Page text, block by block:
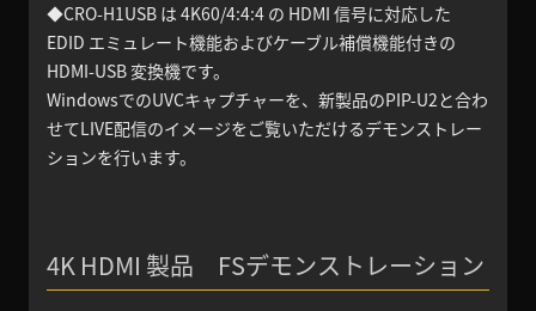
◆CRO-H1USB は 4K60/4:4:4 の HDMI 信号に対応した
EDID エミュレート機能およびケーブル補償機能付きの
HDMI-USB 変換機です。
WindowsでのUVCキャプチャーを、新製品のPIP-U2と合わ
せてLIVE配信のイメージをご覧いただけるデモンストレー
ションを行います。
4K HDMI 製品 FSデモンストレーション